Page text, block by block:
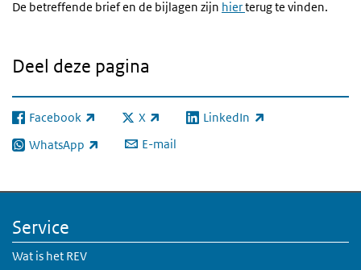
De betreffende brief en de bijlagen zijn hierterug te vinden.
Deel deze pagina
Facebook
(externe link) X
(externe link) LinkedIn
(externe link)
WhatsApp
(externe link) E-mail
Service
Wat is het REV